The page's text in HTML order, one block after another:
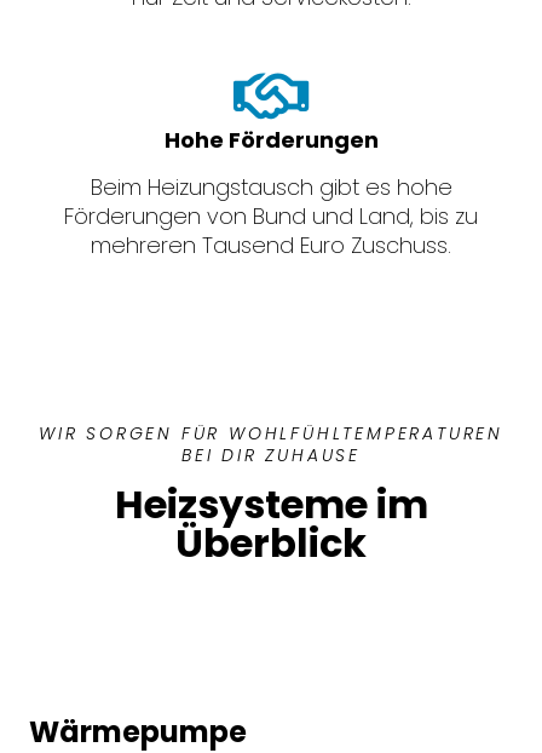
Hohe Förderungen
Beim Heizungstausch gibt es hohe
Förderungen von Bund und Land, bis zu
mehreren Tausend Euro Zuschuss.
WIR SORGEN FÜR WOHLFÜHLTEMPERATUREN
BEI DIR ZUHAUSE
Heizsysteme im
Überblick
Wärmepumpe